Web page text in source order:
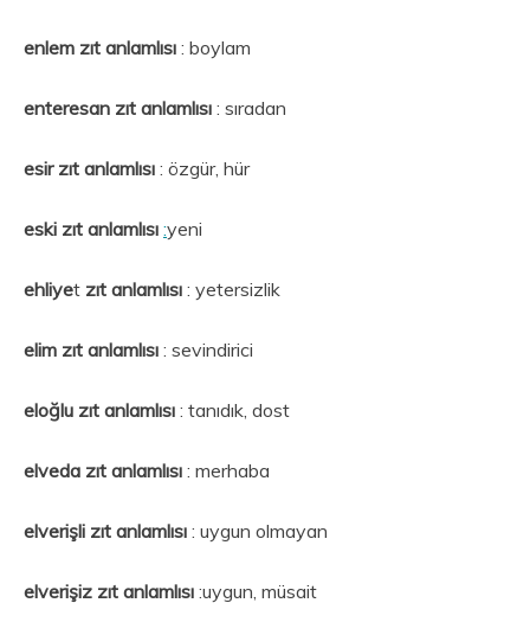
enlem zıt anlamlısı : boylam
enteresan zıt anlamlısı : sıradan
esir zıt anlamlısı : özgür, hür
eski zıt anlamlısı :yeni
ehliyet zıt anlamlısı : yetersizlik
elim zıt anlamlısı : sevindirici
eloğlu zıt anlamlısı : tanıdık, dost
elveda zıt anlamlısı : merhaba
elverişli zıt anlamlısı : uygun olmayan
elverişiz zıt anlamlısı :uygun, müsait